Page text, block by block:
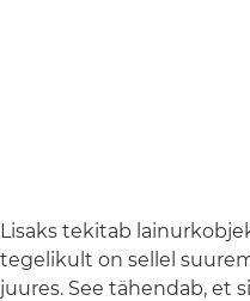
Lisaks tekitab
tegelikult on sellel
juures. See tähendab, et